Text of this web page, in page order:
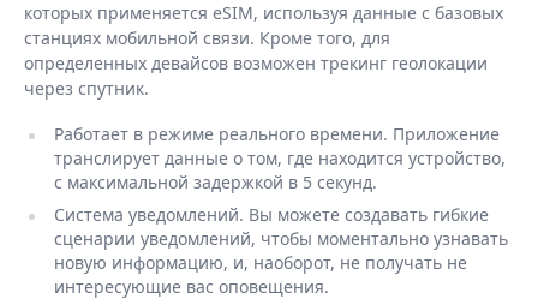
которых применяется eSIM, используя данные с базовых
станциях мобильной связи. Кроме того, для
определенных девайсов возможен трекинг геолокации
через спутник.
Работает в режиме реального времени. Приложение
транслирует данные о том, где находится устройство,
с максимальной задержкой в 5 секунд.
Система уведомлений. Вы можете создавать гибкие
сценарии уведомлений, чтобы моментально узнавать
новую информацию, и, наоборот, не получать не
интересующие вас оповещения.